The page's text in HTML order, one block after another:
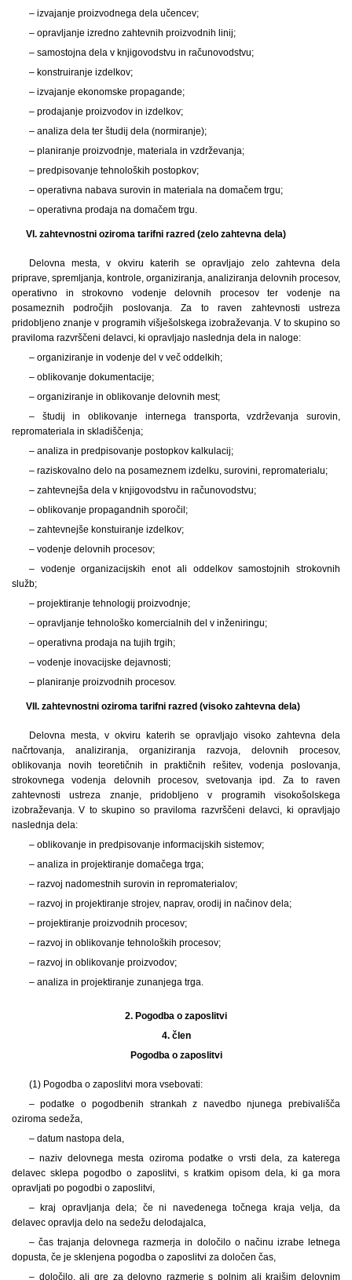
– izvajanje proizvodnega dela učencev;
– opravljanje izredno zahtevnih proizvodnih linij;
– samostojna dela v knjigovodstvu in računovodstvu;
– konstruiranje izdelkov;
– izvajanje ekonomske propagande;
– prodajanje proizvodov in izdelkov;
– analiza dela ter študij dela (normiranje);
– planiranje proizvodnje, materiala in vzdrževanja;
– predpisovanje tehnoloških postopkov;
– operativna nabava surovin in materiala na domačem trgu;
– operativna prodaja na domačem trgu.
VI. zahtevnostni oziroma tarifni razred (zelo zahtevna dela)
Delovna mesta, v okviru katerih se opravljajo zelo zahtevna dela
priprave, spremljanja, kontrole, organiziranja, analiziranja delovnih procesov,
operativno in strokovno vodenje delovnih procesov ter vodenje na
posameznih področjih poslovanja. Za to raven zahtevnosti ustreza
pridobljeno znanje v programih višješolskega izobraževanja. V to skupino so
praviloma razvrščeni delavci, ki opravljajo naslednja dela in naloge:
– organiziranje in vodenje del v več oddelkih;
– oblikovanje dokumentacije;
– organiziranje in oblikovanje delovnih mest;
– študij in oblikovanje internega transporta, vzdrževanja surovin,
repromateriala in skladiščenja;
– analiza in predpisovanje postopkov kalkulacij;
– raziskovalno delo na posameznem izdelku, surovini, repromaterialu;
– zahtevnejša dela v knjigovodstvu in računovodstvu;
– oblikovanje propagandnih sporočil;
– zahtevnejše konstuiranje izdelkov;
– vodenje delovnih procesov;
– vodenje organizacijskih enot ali oddelkov samostojnih strokovnih
služb;
– projektiranje tehnologij proizvodnje;
– opravljanje tehnološko komercialnih del v inženiringu;
– operativna prodaja na tujih trgih;
– vodenje inovacijske dejavnosti;
– planiranje proizvodnih procesov.
VII. zahtevnostni oziroma tarifni razred (visoko zahtevna dela)
Delovna mesta, v okviru katerih se opravljajo visoko zahtevna dela
načrtovanja, analiziranja, organiziranja razvoja, delovnih procesov,
oblikovanja novih teoretičnih in praktičnih rešitev, vodenja poslovanja,
strokovnega vodenja delovnih procesov, svetovanja ipd. Za to raven
zahtevnosti ustreza znanje, pridobljeno v programih visokošolskega
izobraževanja. V to skupino so praviloma razvrščeni delavci, ki opravljajo
naslednja dela:
– oblikovanje in predpisovanje informacijskih sistemov;
– analiza in projektiranje domačega trga;
– razvoj nadomestnih surovin in repromaterialov;
– razvoj in projektiranje strojev, naprav, orodij in načinov dela;
– projektiranje proizvodnih procesov;
– razvoj in oblikovanje tehnoloških procesov;
– razvoj in oblikovanje proizvodov;
– analiza in projektiranje zunanjega trga.
2. Pogodba o zaposlitvi
4. člen
Pogodba o zaposlitvi
(1) Pogodba o zaposlitvi mora vsebovati:
– podatke o pogodbenih strankah z navedbo njunega prebivališča
oziroma sedeža,
– datum nastopa dela,
– naziv delovnega mesta oziroma podatke o vrsti dela, za katerega
delavec sklepa pogodbo o zaposlitvi, s kratkim opisom dela, ki ga mora
opravljati po pogodbi o zaposlitvi,
– kraj opravljanja dela; če ni navedenega točnega kraja velja, da
delavec opravlja delo na sedežu delodajalca,
– čas trajanja delovnega razmerja in določilo o načinu izrabe letnega
dopusta, če je sklenjena pogodba o zaposlitvi za določen čas,
– določilo, ali gre za delovno razmerje s polnim ali krajšim delovnim